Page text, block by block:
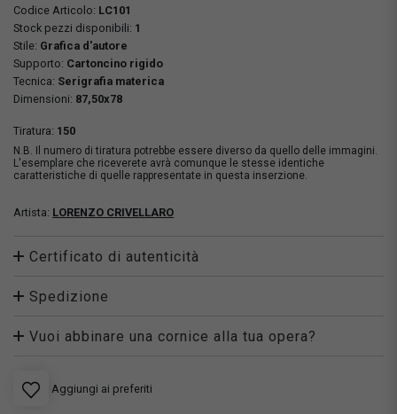
Codice Articolo: LC101
Stock pezzi disponibili: 1
Stile: Grafica d'autore
Supporto: Cartoncino rigido
Tecnica: Serigrafia materica
Dimensioni: 87,50x78
Tiratura: 150
N.B. Il numero di tiratura potrebbe essere diverso da quello delle immagini.
L'esemplare che riceverete avrà comunque le stesse identiche
caratteristiche di quelle rappresentate in questa inserzione.
Artista: LORENZO CRIVELLARO
Certificato di autenticità
Spedizione
Vuoi abbinare una cornice alla tua opera?
Aggiungi ai preferiti